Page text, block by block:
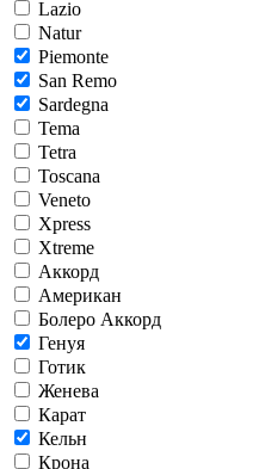
Lazio
Natur
Piemonte
San Remo
Sardegna
Tema
Tetra
Toscana
Veneto
Xpress
Xtreme
Аккорд
Американ
Болеро Аккорд
Генуя
Готик
Женева
Карат
Кельн
Крона